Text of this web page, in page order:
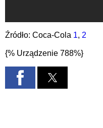
Źródło: Coca-Cola 1, 2
{% Urządzenie 788%}